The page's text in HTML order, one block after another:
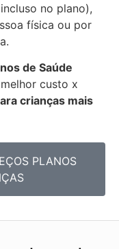
no plano),
física ou por
de Saúde
custo x
crianças mais
PLANOS